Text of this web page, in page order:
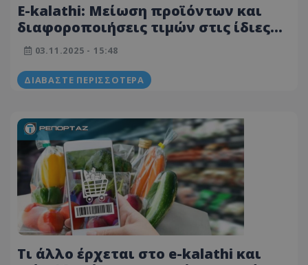
E-kalathi: Μείωση προϊόντων και
διαφοροποιήσεις τιμών στις ίδιες
υπεραγορές - Τι δείχνει η νέα
ανάλυση του Συνδέσμου
Καταναλωτών
03.11.2025 - 15:48
ΔΙΑΒΆΣΤΕ ΠΕΡΙΣΣΌΤΕΡΑ
Τι άλλο έρχεται στο e-kalathi και